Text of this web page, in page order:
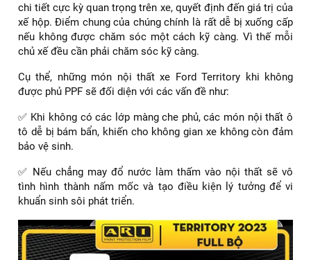
chi tiết cực kỳ quan trọng trên xe, quyết định đến giá trị của
xế hộp. Điểm chung của chúng chính là rất dễ bị xuống cấp
nếu không được chăm sóc một cách kỹ càng. Vì thế mỗi
chủ xế đều cần phải chăm sóc kỹ càng.
Cụ thể, những món nội thất xe Ford Territory khi không
được phủ PPF sẽ đối diện với các vấn đề như:
✅ Khi không có các lớp màng che phủ, các món nội thất ô
tô dễ bị bám bẩn, khiến cho không gian xe không còn đảm
bảo vệ sinh.
✅ Nếu chẳng may đổ nước làm thấm vào nội thất sẽ vô
tình hình thành nấm mốc và tạo điều kiện lý tưởng để vi
khuẩn sinh sôi phát triển.